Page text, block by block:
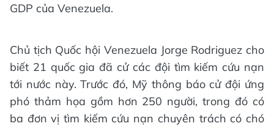
GDP của Venezuela.
Chủ tịch Quốc hội Venezuela Jorge Rodriguez cho
biết 21 quốc gia đã cử các đội tìm kiếm cứu nạn
tới nước này. Trước đó, Mỹ thông báo cử đội ứng
phó thảm họa gồm hơn 250 người, trong đó có
ba đơn vị tìm kiếm cứu nạn chuyên trách có chó